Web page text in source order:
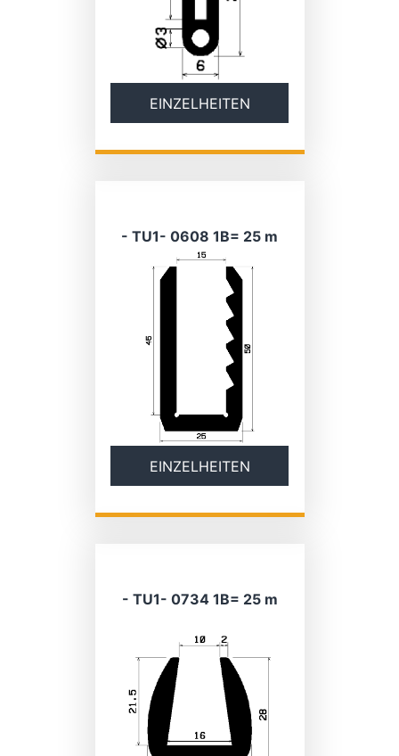
EINZELHEITEN
- TU1- 0608 1B= 25 m
EINZELHEITEN
- TU1- 0734 1B= 25 m